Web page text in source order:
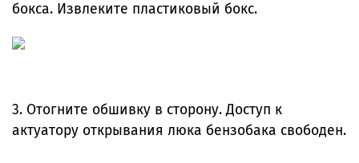
бокса. Извлеките пластиковый бокс.
3. Отогните обшивку в сторону. Доступ к
актуатору открывания люка бензобака свободен.